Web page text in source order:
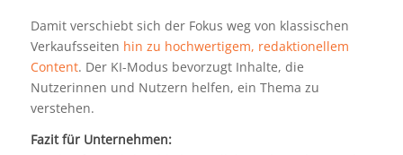
Damit verschiebt sich der Fokus weg von klassischen
Verkaufsseiten hin zu hochwertigem, redaktionellem
Content. Der KI-Modus bevorzugt Inhalte, die
Nutzerinnen und Nutzern helfen, ein Thema zu
verstehen.
Fazit für Unternehmen: